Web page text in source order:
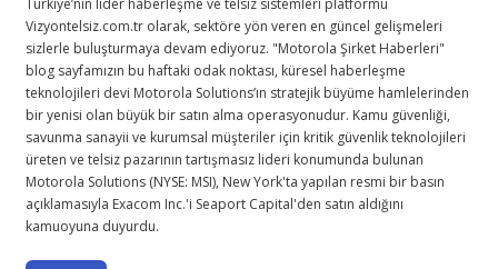
Türkiye’nin lider haberleşme ve telsiz sistemleri platformu
Vizyontelsiz.com.tr olarak, sektöre yön veren en güncel gelişmeleri
sizlerle buluşturmaya devam ediyoruz. "Motorola Şirket Haberleri"
blog sayfamızın bu haftaki odak noktası, küresel haberleşme
teknolojileri devi Motorola Solutions’ın stratejik büyüme hamlelerinden
bir yenisi olan büyük bir satın alma operasyonudur. Kamu güvenliği,
savunma sanayii ve kurumsal müşteriler için kritik güvenlik teknolojileri
üreten ve telsiz pazarının tartışmasız lideri konumunda bulunan
Motorola Solutions (NYSE: MSI), New York'ta yapılan resmi bir basın
açıklamasıyla Exacom Inc.'i Seaport Capital'den satın aldığını
kamuoyuna duyurdu.